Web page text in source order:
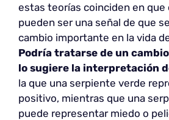
estas teorías coinciden en que
pueden ser una señal de que
cambio importante en la vida
Podría tratarse de un
lo sugiere la interpretación
la que una serpiente verde
positivo, mientras que una
puede representar miedo o